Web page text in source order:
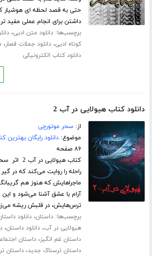
حتی به قصد لحظه ای هوشیار
داشتن برای انجام عملی مفید
برچسب‌ها:دانلود متن ادبی،
کوتاه ادبی،دانلود جملات قصار،
دانلود کتاب الکترونیکی
دانلود کتاب هیولایی در آب 2
از:سحر موتورچی
موضوع:دانلود رایگان بهترین
۸۶ صفحه
کتاب
راحله را روایت می‌کند که در
ماجراهایش که هنوز هم
آرام با عشق آشنا می‌شود و
ترس‌هایش، در قلبش ریشه
برچسب‌ها:داستان،دانلود
هیولایی در آب،دانلود داستان،
داستان غم انگیز،داستان
داستان ترسناک جدید،داستان